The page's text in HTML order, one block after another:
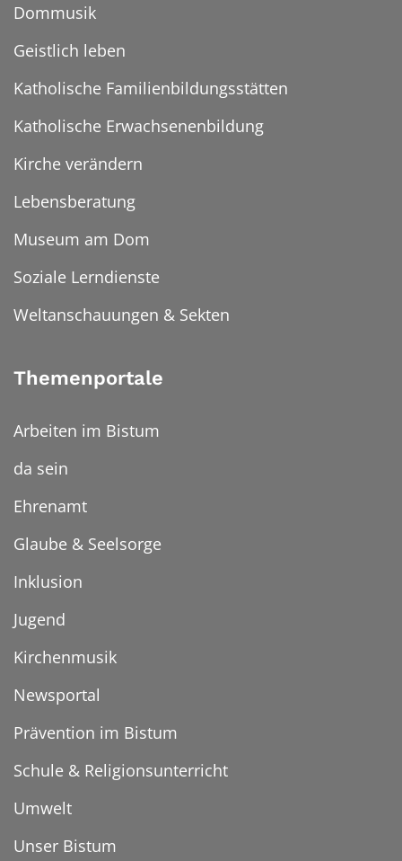
Dommusik
Geistlich leben
Katholische Familienbildungsstätten
Katholische Erwachsenenbildung
Kirche verändern
Lebensberatung
Museum am Dom
Soziale Lerndienste
Weltanschauungen & Sekten
Themenportale
Arbeiten im Bistum
da sein
Ehrenamt
Glaube & Seelsorge
Inklusion
Jugend
Kirchenmusik
Newsportal
Prävention im Bistum
Schule & Religionsunterricht
Umwelt
Unser Bistum